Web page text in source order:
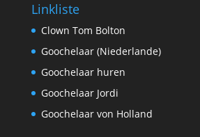
Linkliste
Clown Tom Bolton
Goochelaar (Niederlande)
Goochelaar huren
Goochelaar Jordi
Goochelaar von Holland